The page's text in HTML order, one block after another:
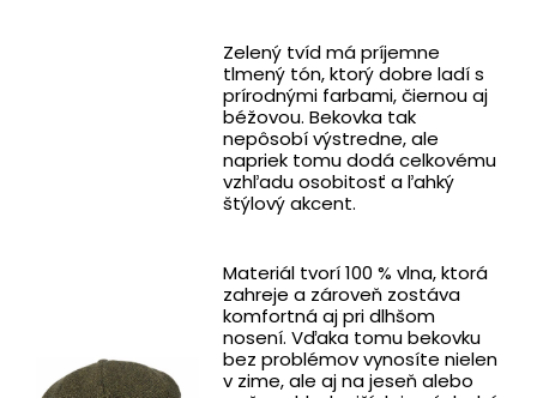
Zelený tvíd má príjemne
tlmený tón, ktorý dobre ladí s
prírodnými farbami, čiernou aj
béžovou. Bekovka tak
nepôsobí výstredne, ale
napriek tomu dodá celkovému
vzhľadu osobitosť a ľahký
štýlový akcent.
Materiál tvorí 100 % vlna, ktorá
zahreje a zároveň zostáva
komfortná aj pri dlhšom
nosení. Vďaka tomu bekovku
bez problémov vynosíte nielen
v zime, ale aj na jeseň alebo